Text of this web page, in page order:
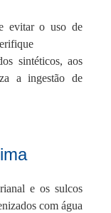
evitar o uso de
sintéticos, aos
a ingestão de
e os sulcos
com água